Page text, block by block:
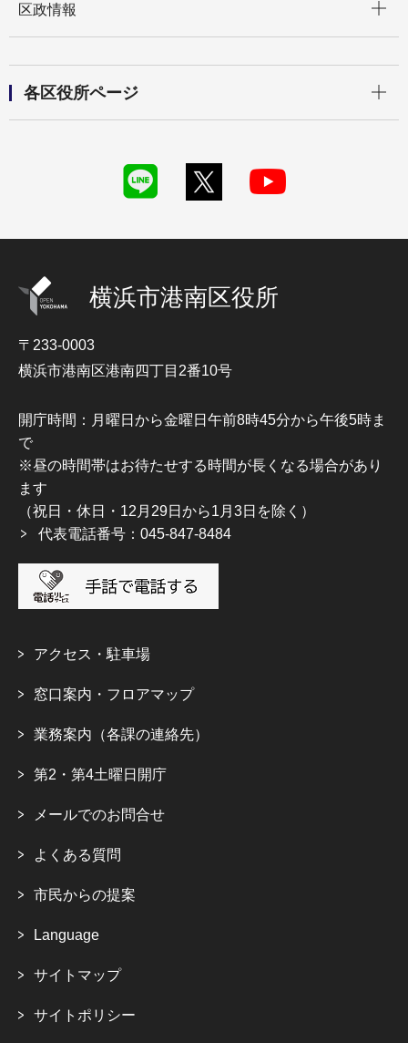
区政情報
各区役所ページ
横浜市港南区役所
〒233-0003
横浜市港南区港南四丁目2番10号
開庁時間：月曜日から金曜日午前8時45分から午後5時ま
で
※昼の時間帯はお待たせする時間が長くなる場合があり
ます
（祝日・休日・12月29日から1月3日を除く）
代表電話番号：045-847-8484
アクセス・駐車場
窓口案内・フロアマップ
業務案内（各課の連絡先）
第2・第4土曜日開庁
メールでのお問合せ
よくある質問
市民からの提案
Language
サイトマップ
サイトポリシー